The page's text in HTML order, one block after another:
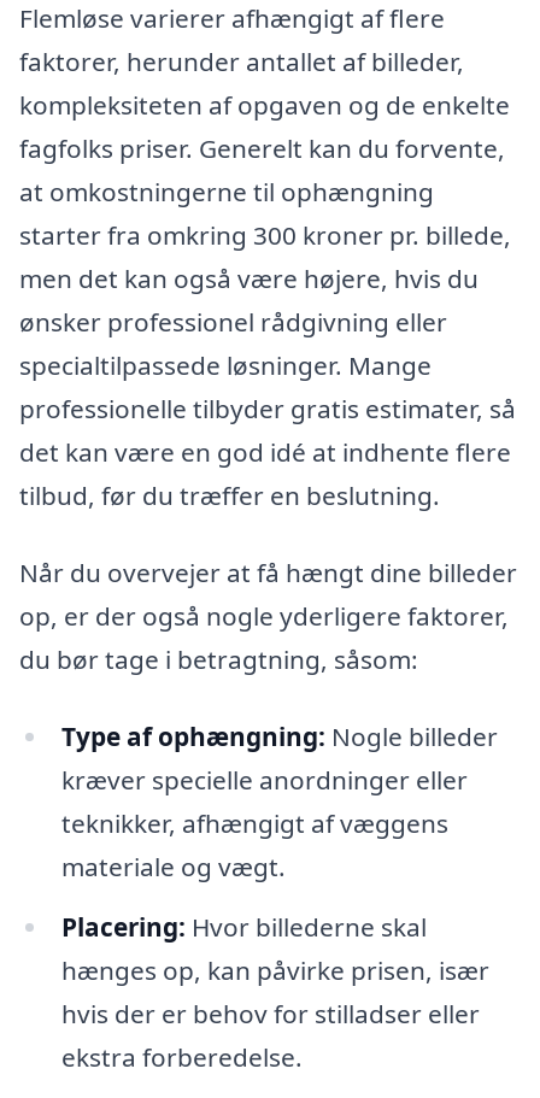
Flemløse varierer afhængigt af flere
faktorer, herunder antallet af billeder,
kompleksiteten af opgaven og de enkelte
fagfolks priser. Generelt kan du forvente,
at omkostningerne til ophængning
starter fra omkring 300 kroner pr. billede,
men det kan også være højere, hvis du
ønsker professionel rådgivning eller
specialtilpassede løsninger. Mange
professionelle tilbyder gratis estimater, så
det kan være en god idé at indhente flere
tilbud, før du træffer en beslutning.
Når du overvejer at få hængt dine billeder
op, er der også nogle yderligere faktorer,
du bør tage i betragtning, såsom:
Type af ophængning: Nogle billeder
kræver specielle anordninger eller
teknikker, afhængigt af væggens
materiale og vægt.
Placering: Hvor billederne skal
hænges op, kan påvirke prisen, især
hvis der er behov for stilladser eller
ekstra forberedelse.